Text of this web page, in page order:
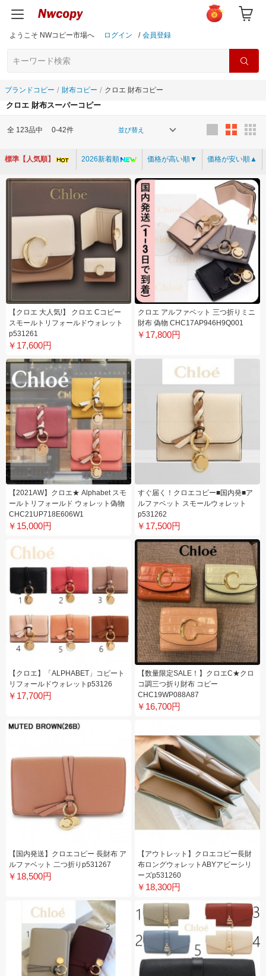
ようこそ NWコピー市場へ ログイン / 会員登録
ブランドコピー 財布コピー クロエ 財布コピー
クロエ 財布スーパーコピー
全 123品中 0-42件 並び替え
標準【人気順】 2026新着順 価格が高い順▼ 価格が安い順▲
【クロエ 大人気!】 クロエ Cコピー
スモールトリフォールドウォレット
p531261
￥17,600円
クロエ アルファベット 三つ折りミニ
財布 偽物 CHC17AP946H9Q001
￥17,800円
【2021AW】クロエ★ Alphabet スモ
ールトリフォールド ウォレット偽物
CHC21UP718E606W1
￥15,000円
すぐ届く！クロエコピー■国内発■ア
ルファベット スモールウォレット
p531262
￥17,500円
【クロエ】「ALPHABET」コピート
リフォールドウォレットp53126
￥17,700円
【数量限定SALE！】クロエC★クロ
コ調三つ折り財布 コピー
CHC19WP088A87
￥16,700円
【国内発送】クロエコピー 長財布 ア
ルファベット 二つ折りp531267
￥18,500円
【アウトレット】クロエコピー長財
布ロングウォレットABYアビーシリ
ーズp531260
￥18,300円